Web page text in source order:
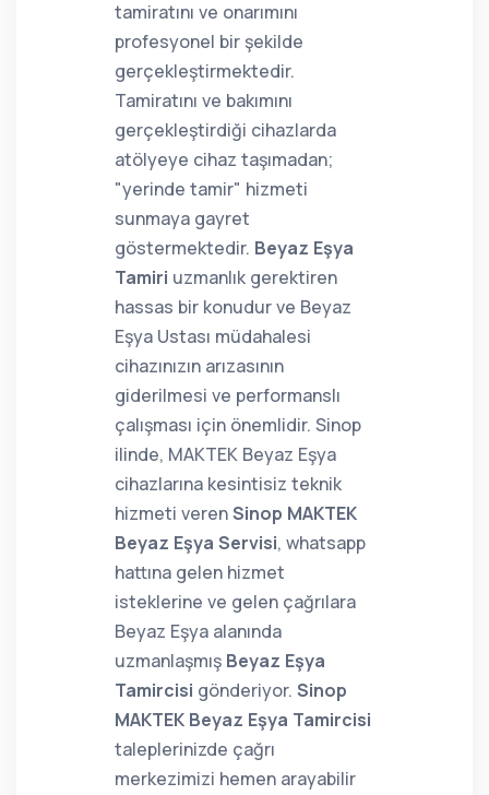
tamiratını ve onarımını
profesyonel bir şekilde
gerçekleştirmektedir.
Tamiratını ve bakımını
gerçekleştirdiği cihazlarda
atölyeye cihaz taşımadan;
"yerinde tamir" hizmeti
sunmaya gayret
göstermektedir. Beyaz Eşya
Tamiri uzmanlık gerektiren
hassas bir konudur ve Beyaz
Eşya Ustası müdahalesi
cihazınızın arızasının
giderilmesi ve performanslı
çalışması için önemlidir. Sinop
ilinde, MAKTEK Beyaz Eşya
cihazlarına kesintisiz teknik
hizmeti verenSinop MAKTEK
Beyaz Eşya Servisi, whatsapp
hattına gelen hizmet
isteklerine ve gelen çağrılara
Beyaz Eşya alanında
uzmanlaşmış Beyaz Eşya
Tamircisi gönderiyor. Sinop
MAKTEK Beyaz Eşya Tamircisi
taleplerinizde çağrı
merkezimizi hemen arayabilir